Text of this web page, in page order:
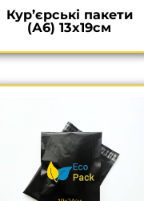
Кур’єрські пакети
(А6) 13х19см